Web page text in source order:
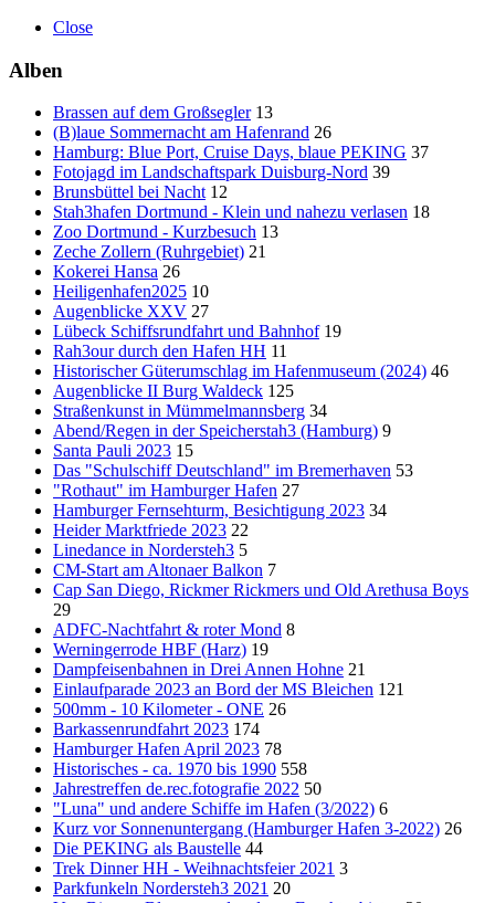
Close
Alben
Brassen auf dem Großsegler 13
(B)laue Sommernacht am Hafenrand 26
Hamburg: Blue Port, Cruise Days, blaue PEKING 37
Fotojagd im Landschaftspark Duisburg-Nord 39
Brunsbüttel bei Nacht 12
Stah3hafen Dortmund - Klein und nahezu verlasen 18
Zoo Dortmund - Kurzbesuch 13
Zeche Zollern (Ruhrgebiet) 21
Kokerei Hansa 26
Heiligenhafen2025 10
Augenblicke XXV 27
Lübeck Schiffsrundfahrt und Bahnhof 19
Rah3our durch den Hafen HH 11
Historischer Güterumschlag im Hafenmuseum (2024) 46
Augenblicke II Burg Waldeck 125
Straßenkunst in Mümmelmannsberg 34
Abend/Regen in der Speicherstah3 (Hamburg) 9
Santa Pauli 2023 15
Das "Schulschiff Deutschland" im Bremerhaven 53
"Rothaut" im Hamburger Hafen 27
Hamburger Fernsehturm, Besichtigung 2023 34
Heider Marktfriede 2023 22
Linedance in Nordersteh3 5
CM-Start am Altonaer Balkon 7
Cap San Diego, Rickmer Rickmers und Old Arethusa Boys
29
ADFC-Nachtfahrt & roter Mond 8
Werningerrode HBF (Harz) 19
Dampfeisenbahnen in Drei Annen Hohne 21
Einlaufparade 2023 an Bord der MS Bleichen 121
500mm - 10 Kilometer - ONE 26
Barkassenrundfahrt 2023 174
Hamburger Hafen April 2023 78
Historisches - ca. 1970 bis 1990 558
Jahrestreffen de.rec.fotografie 2022 50
"Luna" und andere Schiffe im Hafen (3/2022) 6
Kurz vor Sonnenuntergang (Hamburger Hafen 3-2022) 26
Die PEKING als Baustelle 44
Trek Dinner HH - Weihnachtsfeier 2021 3
Parkfunkeln Nordersteh3 2021 20